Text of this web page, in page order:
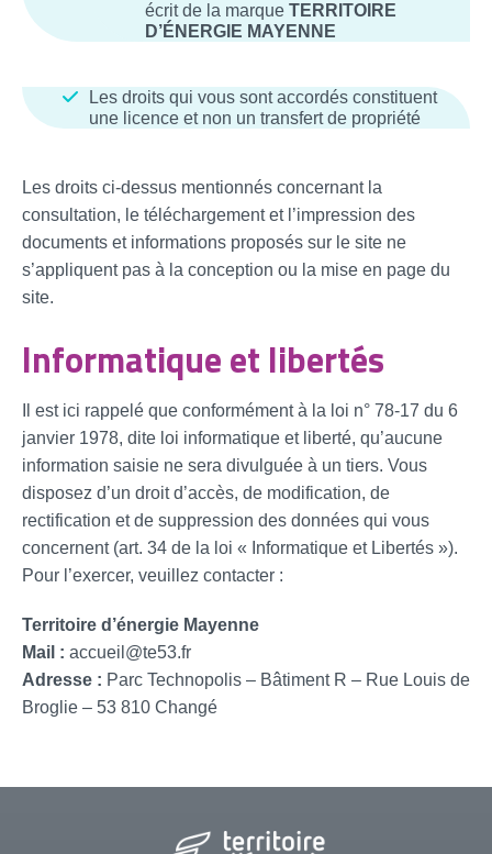
écrit de la marque TERRITOIRE
D’ÉNERGIE MAYENNE
Les droits qui vous sont accordés constituent
une licence et non un transfert de propriété
Les droits ci-dessus mentionnés concernant la
consultation, le téléchargement et l’impression des
documents et informations proposés sur le site ne
s’appliquent pas à la conception ou la mise en page du
site.
Informatique et libertés
Il est ici rappelé que conformément à la loi n° 78-17 du 6
janvier 1978, dite loi informatique et liberté, qu’aucune
information saisie ne sera divulguée à un tiers. Vous
disposez d’un droit d’accès, de modification, de
rectification et de suppression des données qui vous
concernent (art. 34 de la loi « Informatique et Libertés »).
Pour l’exercer, veuillez contacter :
Territoire d’énergie Mayenne
Mail : accueil@te53.fr
Adresse : Parc Technopolis – Bâtiment R – Rue Louis de
Broglie – 53 810 Changé